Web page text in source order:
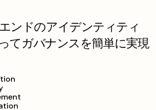
ンドのアイデンティティ
てガバナンスを簡単に実現